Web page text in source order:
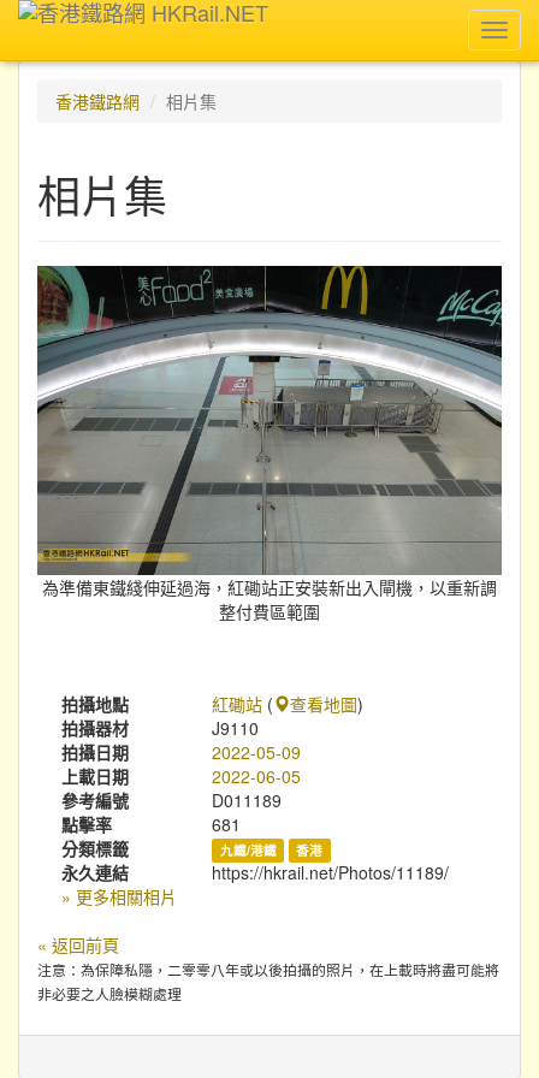
香港鐵路網
相片集
相片集
為準備東鐵綫伸延過海，紅磡站正安裝新出入閘機，以重新調
整付費區範圍
拍攝地點 紅磡站 ( 查看地圖)
拍攝器材
J9110
拍攝日期
2022-05-09
上載日期
2022-06-05
參考編號
D011189
點擊率
681
分類標籤
九鐵/港鐵 香港
永久連結
https://hkrail.net/Photos/11189/
» 更多相關相片
« 返回前頁
注意：為保障私隱，二零零八年或以後拍攝的照片，在上載時將盡可能將
非必要之人臉模糊處理